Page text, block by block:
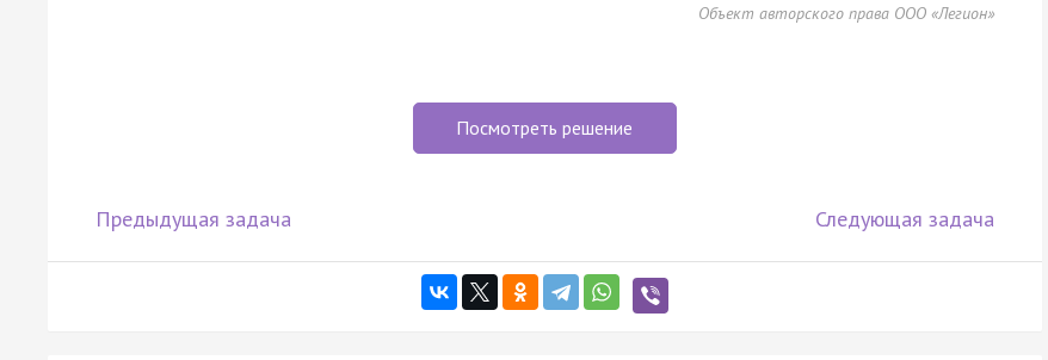
Объект авторского права ООО «Легион»
Посмотреть решение
Предыдущая задача Следующая задача